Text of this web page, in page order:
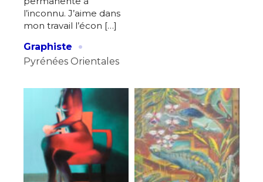
l’inconnu. J’aime dans
mon travail l’écon […]
Graphiste
·
Pyrénées Orientales